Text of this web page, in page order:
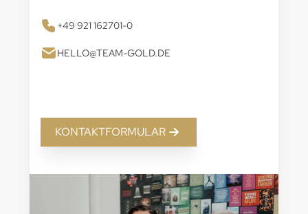
+49 921 162701-0
HELLO@TEAM-GOLD.DE
KONTAKTFORMULAR